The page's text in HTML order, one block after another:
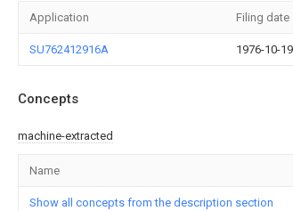
Application Filing date
SU762412916A 1976-10-19
Concepts
machine-extracted
Name
Show all concepts from the description section